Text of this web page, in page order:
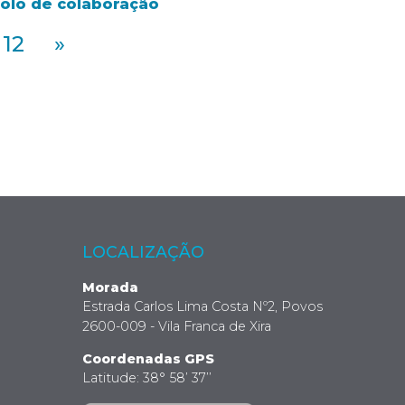
de colaboração
12 »
LOCALIZAÇÃO
Morada
Estrada Carlos Lima Costa Nº2, Povos
2600-009 - Vila Franca de Xira
Coordenadas GPS
Latitude: 38° 58’ 37’’